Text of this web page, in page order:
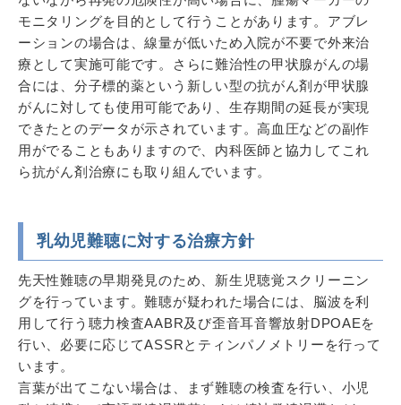
モニタリングを目的として行うことがあります。アブレ
ーションの場合は、線量が低いため入院が不要で外来治
療として実施可能です。さらに難治性の甲状腺がんの場
合には、分子標的薬という新しい型の抗がん剤が甲状腺
がんに対しても使用可能であり、生存期間の延長が実現
できたとのデータが示されています。高血圧などの副作
用がでることもありますので、内科医師と協力してこれ
ら抗がん剤治療にも取り組んでいます。
乳幼児難聴に対する治療方針
先天性難聴の早期発見のため、新生児聴覚スクリーニン
グを行っています。難聴が疑われた場合には、脳波を利
用して行う聴力検査AABR及び歪音耳音響放射DPOAEを
行い、必要に応じてASSRとティンパノメトリーを行って
います。
言葉が出てこない場合は、まず難聴の検査を行い、小児